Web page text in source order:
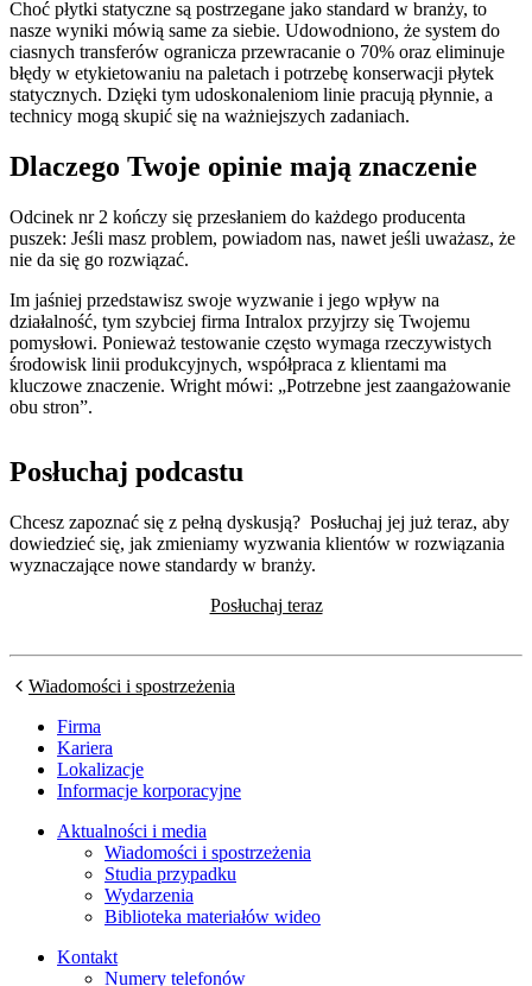
Choć płytki statyczne są postrzegane jako standard w branży, to
nasze wyniki mówią same za siebie. Udowodniono, że system do
ciasnych transferów ogranicza przewracanie o 70% oraz eliminuje
błędy w etykietowaniu na paletach i potrzebę konserwacji płytek
statycznych. Dzięki tym udoskonaleniom linie pracują płynnie, a
technicy mogą skupić się na ważniejszych zadaniach.
Dlaczego Twoje opinie mają znaczenie
Odcinek nr 2 kończy się przesłaniem do każdego producenta
puszek: Jeśli masz problem, powiadom nas, nawet jeśli uważasz, że
nie da się go rozwiązać.
Im jaśniej przedstawisz swoje wyzwanie i jego wpływ na
działalność, tym szybciej firma Intralox przyjrzy się Twojemu
pomysłowi. Ponieważ testowanie często wymaga rzeczywistych
środowisk linii produkcyjnych, współpraca z klientami ma
kluczowe znaczenie. Wright mówi: „Potrzebne jest zaangażowanie
obu stron”.
Posłuchaj podcastu
Chcesz zapoznać się z pełną dyskusją? Posłuchaj jej już teraz, aby
dowiedzieć się, jak zmieniamy wyzwania klientów w rozwiązania
wyznaczające nowe standardy w branży.
Posłuchaj teraz
Wiadomości i spostrzeżenia
Firma
Kariera
Lokalizacje
Informacje korporacyjne
Aktualności i media
Wiadomości i spostrzeżenia
Studia przypadku
Wydarzenia
Biblioteka materiałów wideo
Kontakt
Numery telefonów